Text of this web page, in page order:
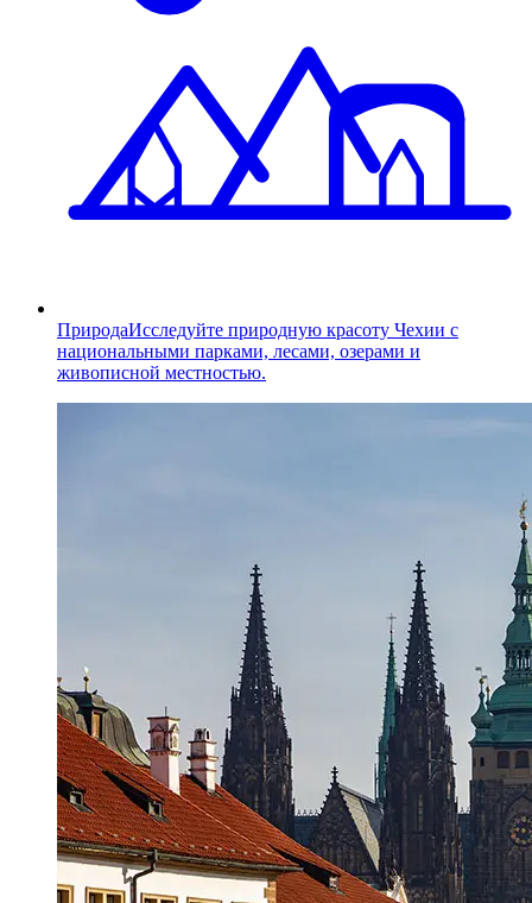
ПриродаИсследуйте природную красоту Чехии с
национальными парками, лесами, озерами и
живописной местностью.